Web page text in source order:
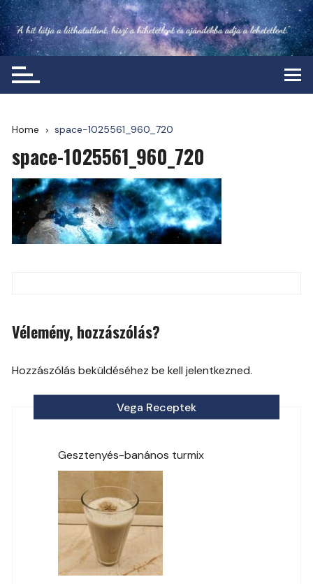
Skip
to
content
Home space-1025561_960_720
space-1025561_960_720
navigation
Vélemény, hozzászólás?
Hozzászólás beküldéséhez be kell jelentkezned.
Vega Receptek
Gesztenyés-banános turmix